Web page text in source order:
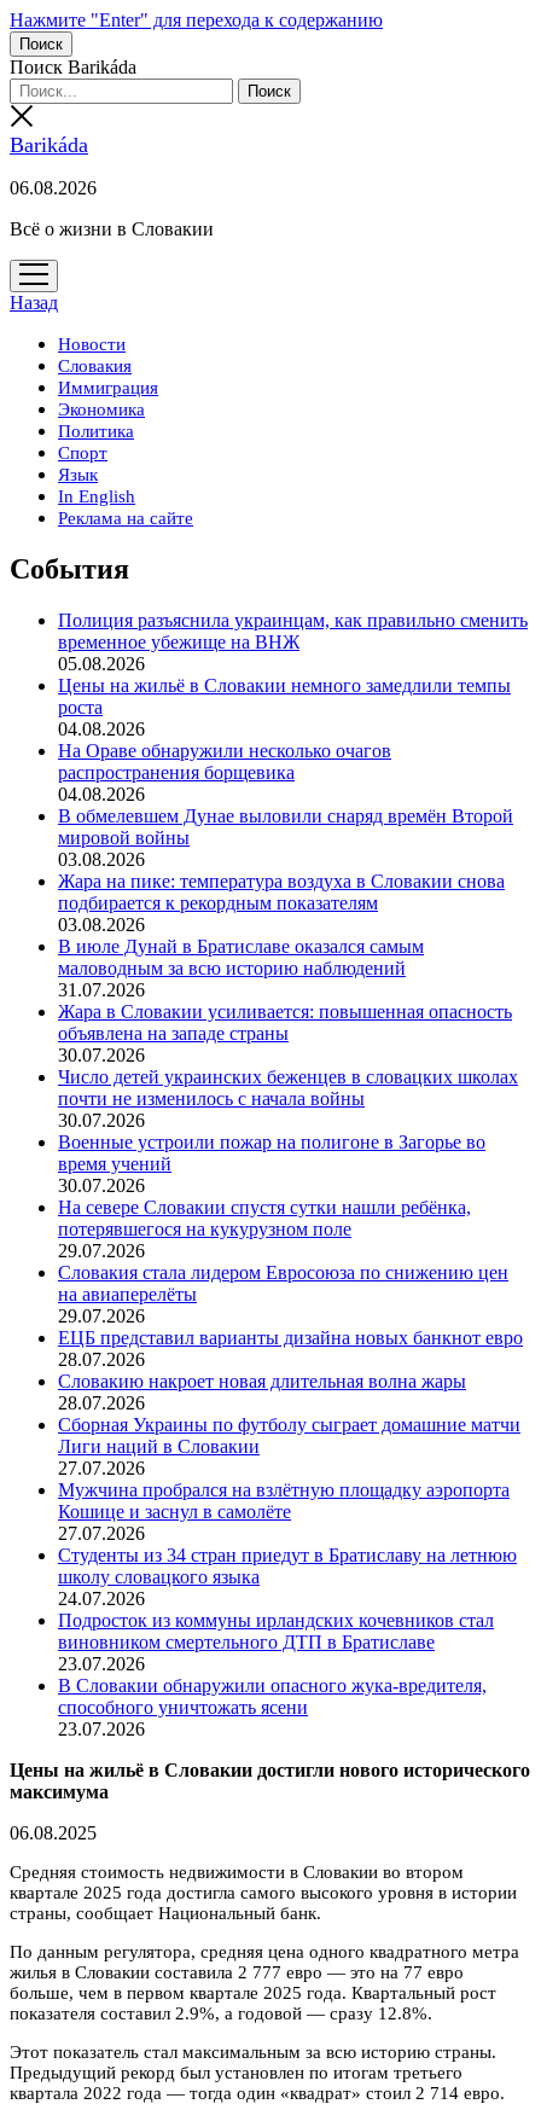
Нажмите "Enter" для перехода к содержанию
Поиск
Поиск Barikáda
Barikáda
06.08.2026
Всё о жизни в Словакии
открыть
меню
Назад
Новости
Словакия
Иммиграция
Экономика
Политика
Спорт
Язык
In English
Реклама на сайте
События
Полиция разъяснила украинцам, как правильно сменить
временное убежище на ВНЖ
05.08.2026
Цены на жильё в Словакии немного замедлили темпы
роста
04.08.2026
На Ораве обнаружили несколько очагов
распространения борщевика
04.08.2026
В обмелевшем Дунае выловили снаряд времён Второй
мировой войны
03.08.2026
Жара на пике: температура воздуха в Словакии снова
подбирается к рекордным показателям
03.08.2026
В июле Дунай в Братиславе оказался самым
маловодным за всю историю наблюдений
31.07.2026
Жара в Словакии усиливается: повышенная опасность
объявлена на западе страны
30.07.2026
Число детей украинских беженцев в словацких школах
почти не изменилось с начала войны
30.07.2026
Военные устроили пожар на полигоне в Загорье во
время учений
30.07.2026
На севере Словакии спустя сутки нашли ребёнка,
потерявшегося на кукурузном поле
29.07.2026
Словакия стала лидером Евросоюза по снижению цен
на авиаперелёты
29.07.2026
ЕЦБ представил варианты дизайна новых банкнот евро
28.07.2026
Словакию накроет новая длительная волна жары
28.07.2026
Сборная Украины по футболу сыграет домашние матчи
Лиги наций в Словакии
27.07.2026
Мужчина пробрался на взлётную площадку аэропорта
Кошице и заснул в самолёте
27.07.2026
Студенты из 34 стран приедут в Братиславу на летнюю
школу словацкого языка
24.07.2026
Подросток из коммуны ирландских кочевников стал
виновником смертельного ДТП в Братиславе
23.07.2026
В Словакии обнаружили опасного жука-вредителя,
способного уничтожать ясени
23.07.2026
Цены на жильё в Словакии достигли нового исторического
максимума
06.08.2025
Средняя стоимость недвижимости в Словакии во втором
квартале 2025 года достигла самого высокого уровня в истории
страны, сообщает Национальный банк.
По данным регулятора, средняя цена одного квадратного метра
жилья в Словакии составила 2 777 евро — это на 77 евро
больше, чем в первом квартале 2025 года. Квартальный рост
показателя составил 2.9%, а годовой — сразу 12.8%.
Этот показатель стал максимальным за всю историю страны.
Предыдущий рекорд был установлен по итогам третьего
квартала 2022 года — тогда один «квадрат» стоил 2 714 евро.